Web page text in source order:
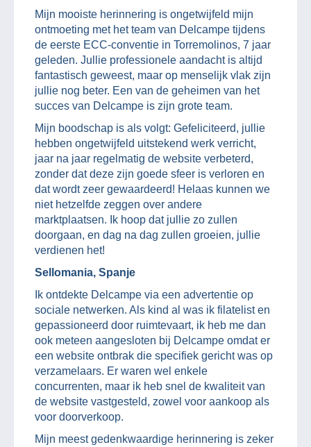
Mijn mooiste herinnering is ongetwijfeld mijn
ontmoeting met het team van Delcampe tijdens
de eerste ECC-conventie in Torremolinos, 7 jaar
geleden. Jullie professionele aandacht is altijd
fantastisch geweest, maar op menselijk vlak zijn
jullie nog beter. Een van de geheimen van het
succes van Delcampe is zijn grote team.
Mijn boodschap is als volgt: Gefeliciteerd, jullie
hebben ongetwijfeld uitstekend werk verricht,
jaar na jaar regelmatig de website verbeterd,
zonder dat deze zijn goede sfeer is verloren en
dat wordt zeer gewaardeerd! Helaas kunnen we
niet hetzelfde zeggen over andere
marktplaatsen. Ik hoop dat jullie zo zullen
doorgaan, en dag na dag zullen groeien, jullie
verdienen het!
Sellomania, Spanje
Ik ontdekte Delcampe via een advertentie op
sociale netwerken. Als kind al was ik filatelist en
gepassioneerd door ruimtevaart, ik heb me dan
ook meteen aangesloten bij Delcampe omdat er
een website ontbrak die specifiek gericht was op
verzamelaars. Er waren wel enkele
concurrenten, maar ik heb snel de kwaliteit van
de website vastgesteld, zowel voor aankoop als
voor doorverkoop.
Mijn meest gedenkwaardige herinnering is zeker